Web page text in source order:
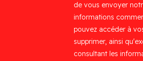
de vous envoyer
informations
pouvez accéder à
supprimer, ainsi
consultant les